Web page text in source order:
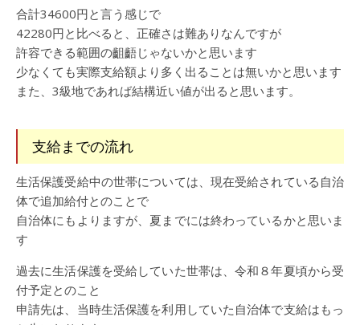
合計34600円と言う感じで
42280円と比べると、正確さは難ありなんですが
許容できる範囲の齟齬じゃないかと思います
少なくても実際支給額より多く出ることは無いかと思います
また、3級地であれば結構近い値が出ると思います。
支給までの流れ
生活保護受給中の世帯については、現在受給されている自治
体で追加給付とのことで
自治体にもよりますが、夏までには終わっているかと思いま
す
過去に生活保護を受給していた世帯は、令和８年夏頃から受
付予定とのこと
申請先は、当時生活保護を利用していた自治体で支給はもっ